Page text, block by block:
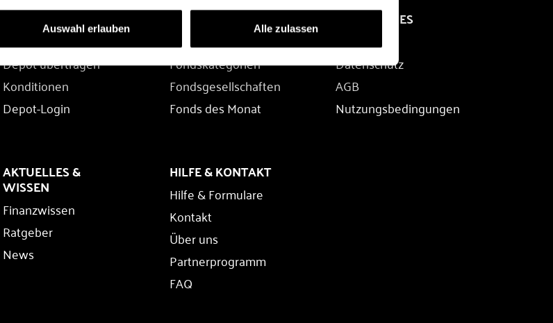
Auswahl erlauben Alle zulassen
DEPOT
Depot übertragen
Konditionen
Depot-Login
FONDS
Fondssuche
Fondskategorien
Fondsgesellschaften
Fonds des Monat
RECHTLICHES
Impressum
Datenschutz
AGB
Nutzungsbedingungen
AKTUELLES &
WISSEN
Finanzwissen
Ratgeber
News
HILFE & KONTAKT
Hilfe & Formulare
Kontakt
Über uns
Partnerprogramm
FAQ